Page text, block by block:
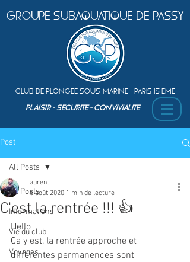
Groupe Subaquatique de Passy
Club de plongEe sous-marine - Paris 15 Eme
PLAISIR - SEcurite - ConvivialitE
Post
All Posts
Informations
Vie du club
Voyages
All Posts
C'est la rentrée !!! 👍
Laurent
15 août 2020 1 min de lecture
Hello
Ca y est, la rentrée approche et
différentes permanences sont